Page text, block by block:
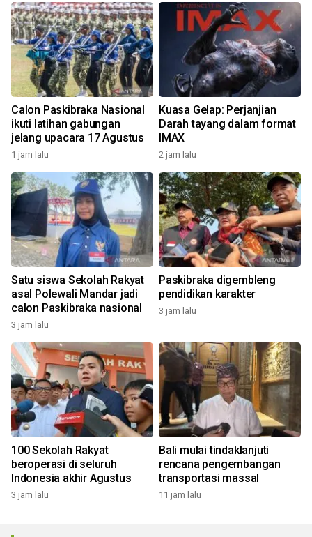
Calon Paskibraka Nasional
ikuti latihan gabungan
jelang upacara 17 Agustus
1 jam lalu
Kuasa Gelap: Perjanjian
Darah tayang dalam format
IMAX
2 jam lalu
Satu siswa Sekolah Rakyat
asal Polewali Mandar jadi
calon Paskibraka nasional
3 jam lalu
Paskibraka digembleng
pendidikan karakter
3 jam lalu
100 Sekolah Rakyat
beroperasi di seluruh
Indonesia akhir Agustus
3 jam lalu
Bali mulai tindaklanjuti
rencana pengembangan
transportasi massal
11 jam lalu